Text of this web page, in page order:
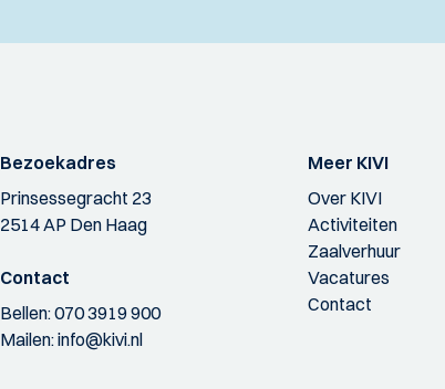
Bezoekadres
Prinsessegracht 23
2514 AP Den Haag
Contact
Bellen:070 3919 900
Mailen:info@kivi.nl
Meer KIVI
Over KIVI
Activiteiten
Zaalverhuur
Vacatures
Contact